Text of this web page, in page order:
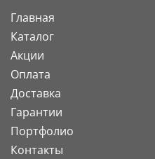
Главная
Каталог
Акции
Оплата
Доставка
Гарантии
Портфолио
Контакты